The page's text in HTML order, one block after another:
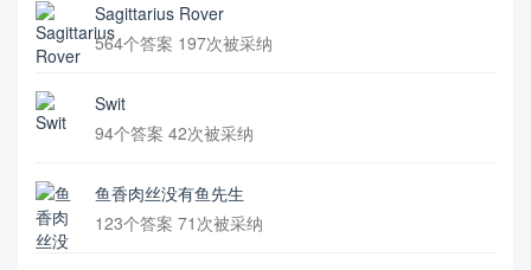
Sagittarius Rover
564个答案 197次被采纳
Swit
94个答案 42次被采纳
鱼香肉丝没有鱼先生
123个答案 71次被采纳